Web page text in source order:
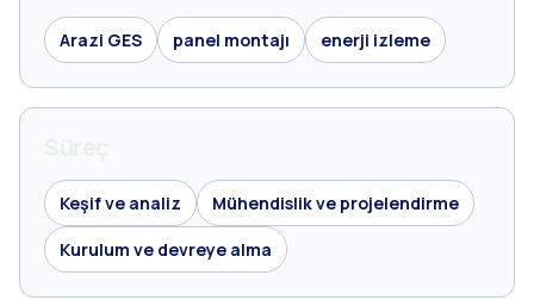
Arazi GES panel montajı enerji izleme
Keşif ve analiz Mühendislik ve projelendirme
Kurulum ve devreye alma